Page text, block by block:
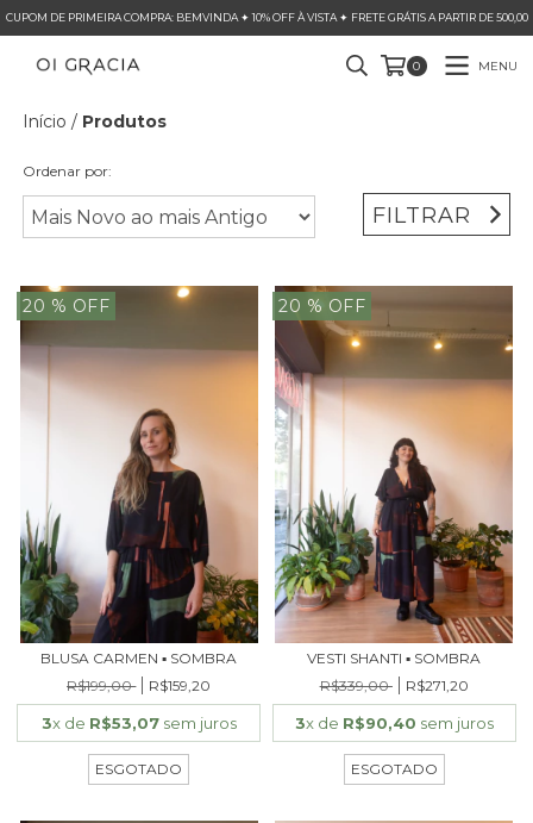
CUPOM DE PRIMEIRA COMPRA: BEMVINDA ✦ 10% OFF À VISTA ✦ FRETE GRÁTIS A PARTIR DE 500,00
0 MENU
Início / Produtos
Ordenar por:
FILTRAR
20 % OFF
BLUSA CARMEN ▪ SOMBRA
R$199,00
R$159,20
3x de R$53,07sem juros
ESGOTADO
20 % OFF
VESTI SHANTI ▪ SOMBRA
R$339,00
R$271,20
3x de R$90,40 sem juros
ESGOTADO